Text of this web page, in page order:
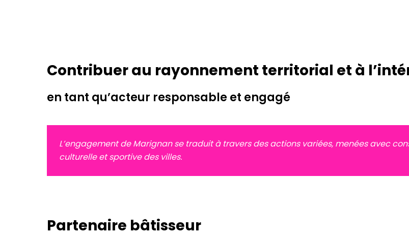
Contribuer au rayonnement territorial et à
en tant qu’acteur responsable et engagé
L’engagement de Marignan se traduit à travers des actions variées, menées avec
culturelle et sportive des villes.
Partenaire bâtisseur